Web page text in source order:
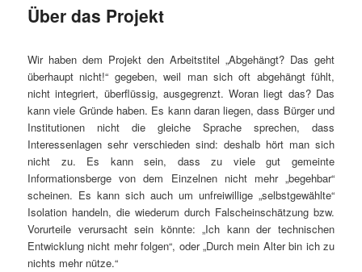
Über das Projekt
Wir haben dem Projekt den Arbeitstitel „Abgehängt? Das geht
überhaupt nicht!“ gegeben, weil man sich oft abgehängt fühlt,
nicht integriert, überflüssig, ausgegrenzt. Woran liegt das? Das
kann viele Gründe haben. Es kann daran liegen, dass Bürger und
Institutionen nicht die gleiche Sprache sprechen, dass
Interessenlagen sehr verschieden sind: deshalb hört man sich
nicht zu. Es kann sein, dass zu viele gut gemeinte
Informationsberge von dem Einzelnen nicht mehr „begehbar“
scheinen. Es kann sich auch um unfreiwillige „selbstgewählte“
Isolation handeln, die wiederum durch Falscheinschätzung bzw.
Vorurteile verursacht sein könnte: „Ich kann der technischen
Entwicklung nicht mehr folgen“, oder „Durch mein Alter bin ich zu
nichts mehr nütze.“